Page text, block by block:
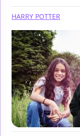
HARRY POTTER